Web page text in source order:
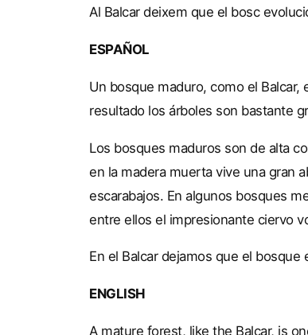
Al Balcar deixem que el bosc
ESPAÑOL
Un bosque maduro, como el
resultado los árboles son bastante
Los bosques maduros son de alta
en la madera muerta vive una gran
escarabajos. En algunos bosques
entre ellos el impresionante ciervo
En el Balcar dejamos que el
ENGLISH
A mature forest, like the Balcar, is